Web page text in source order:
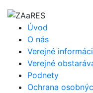
Úvod
O nás
Verejné
Verejné
Podnety
Ochrana